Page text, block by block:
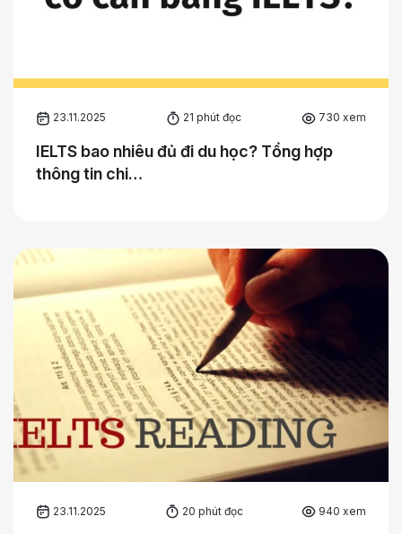
23.11.2025 21 phút đọc 730 xem
IELTS bao nhiêu đủ đi du học? Tổng hợp
thông tin chi…
23.11.2025 20 phút đọc 940 xem